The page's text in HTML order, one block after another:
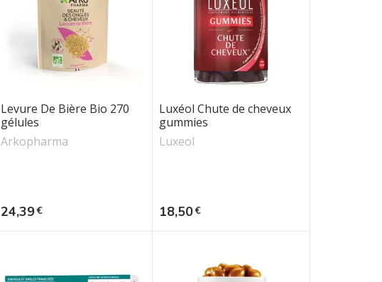
Levure De Bière Bio 270
gélules
Arkopharma
Prix
24,39€
Luxéol Chute de cheveux
gummies
Luxeol
Prix
18,50€